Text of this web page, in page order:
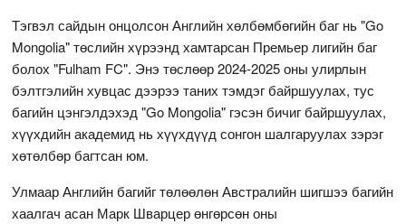
Тэгвэл сайдын онцолсон Английн хөлбөмбөгийн баг нь "Go
Mongolia" төслийн хүрээнд хамтарсан Премьер лигийн баг
болох "Fulham FC". Энэ төслөөр 2024-2025 оны улирлын
бэлтгэлийн хувцас дээрээ таних тэмдэг байршуулах, тус
багийн цэнгэлдэхэд "Go Mongolia" гэсэн бичиг байршуулах,
хүүхдийн академид нь хүүхдүүд сонгон шалгаруулах зэрэг
хөтөлбөр багтсан юм.
Улмаар Английн багийг төлөөлөн Австралийн шигшээ багийн
хаалгач асан Марк Шварцер өнгөрсөн оны